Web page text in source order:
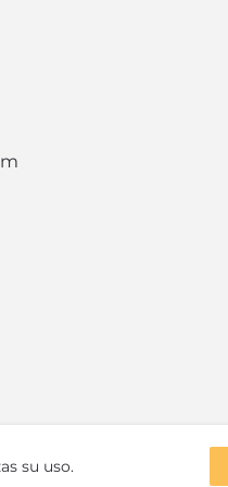
su uso.